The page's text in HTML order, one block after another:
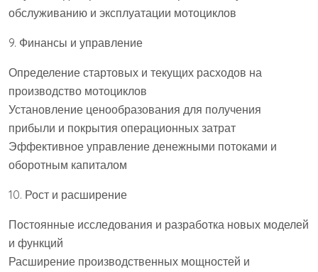
обслуживанию и эксплуатации мотоциклов
9. Финансы и управление
Определение стартовых и текущих расходов на
производство мотоциклов
Установление ценообразования для получения
прибыли и покрытия операционных затрат
Эффективное управление денежными потоками и
оборотным капиталом
10. Рост и расширение
Постоянные исследования и разработка новых моделей
и функций
Расширение производственных мощностей и